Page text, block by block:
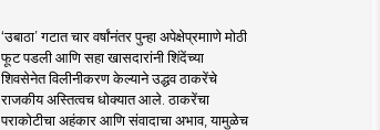
‘उबाठा’ गटात चार वर्षांनंतर पुन्हा अपेक्षेप्रमााणे मोठी
फूट पडली आणि सहा खासदारांनी शिंदेंच्या
शिवसेनेत विलीनीकरण केल्याने उद्धव ठाकरेंचे
राजकीय अस्तित्वच धोक्यात आले. ठाकरेंचा
पराकोटीचा अहंकार आणि संवादाचा अभाव, यामुळेच